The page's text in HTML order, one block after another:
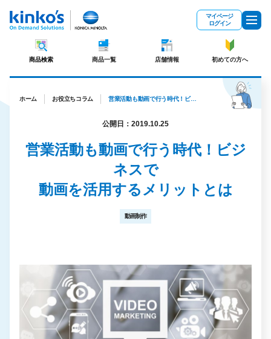
マイページ
ログイン
商品検索 商品一覧 店舗情報 初めての方へ
ホーム お役立ちコラム 営業活動も動画で行う時代！ビジネスで動画を活用するメリットとは
公開日：2019.10.25
営業活動も動画で行う時代！ビジ
ネスで
動画を活用するメリットとは
動画制作